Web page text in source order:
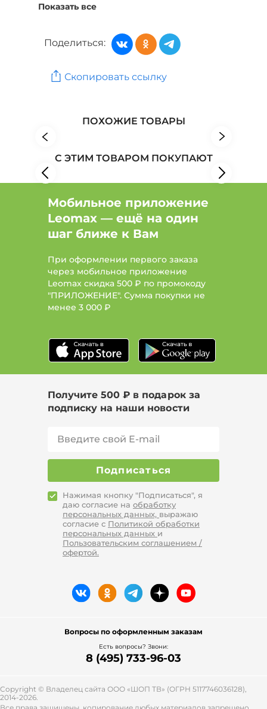
Туфли, босоножки, сандалии: Бренд Carlega
Туфли, босоножки, сандалии: Бренд COVANI
Женская обувь: Бренд Mon Ami
Женская обувь: Бренд People In Trend
Показать все
Поделиться:
Скопировать ссылку
ПОХОЖИЕ ТОВАРЫ
С ЭТИМ ТОВАРОМ ПОКУПАЮТ
Мобильное приложение
Leomax — ещё на один
шаг ближе к Вам
При оформлении первого заказа
через мобильное приложение
Leomax скидка 500 ₽ по промокоду
"ПРИЛОЖЕНИЕ". Сумма покупки не
менее 3 000 ₽
Получите 500 ₽ в подарок за
подписку на наши новости
Подписаться
Нажимая кнопку "Подписаться", я
даю согласие на обработку
персональных данных, выражаю
согласие с Политикой обработки
персональных данных и
Пользовательским соглашением /
офертой.
Вопросы по оформленным заказам
Есть вопросы? Звони:
8 (495) 733-96-03
Copyright © Владелец сайта ООО «ШОП ТВ» (ОГРН 5117746036128),
2014-2026.